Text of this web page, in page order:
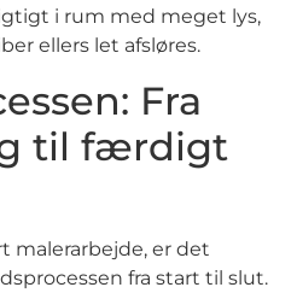
i rum med meget lys,
ellers let afsløres.
Fra
til færdigt
malerarbejde, er det
fra start til slut.